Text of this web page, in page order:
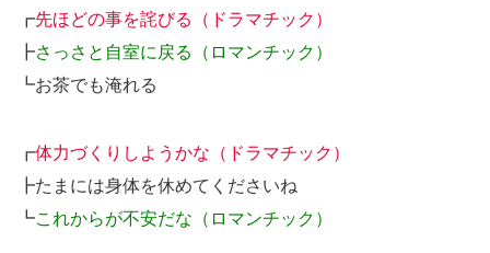
┏先ほどの事を詫びる（ドラマチック）
┣さっさと自室に戻る（ロマンチック）
┗お茶でも淹れる
┏体力づくりしようかな（ドラマチック）
┣たまには身体を休めてくださいね
┗これからが不安だな（ロマンチック）